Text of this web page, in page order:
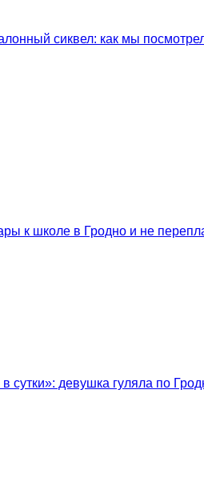
сиквел: как мы
к школе в Гродно и не
сутки»: девушка гуляла по